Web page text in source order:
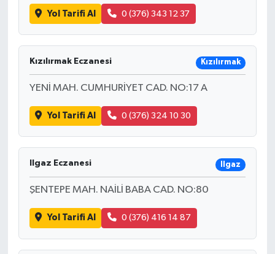
Yol Tarifi Al 0 (376) 343 12 37
Kızılırmak Eczanesi Kızılırmak
YENİ MAH. CUMHURİYET CAD. NO:17 A
Yol Tarifi Al 0 (376) 324 10 30
Ilgaz Eczanesi Ilgaz
ŞENTEPE MAH. NAİLİ BABA CAD. NO:80
Yol Tarifi Al 0 (376) 416 14 87